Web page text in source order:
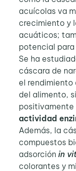
acuícolas va
crecimiento y
acuáticos;
potencial para
Se ha
cáscara de
el
del alimento,
positivamente
actividad
Además, la
compuestos
adsorción in
colorantes y